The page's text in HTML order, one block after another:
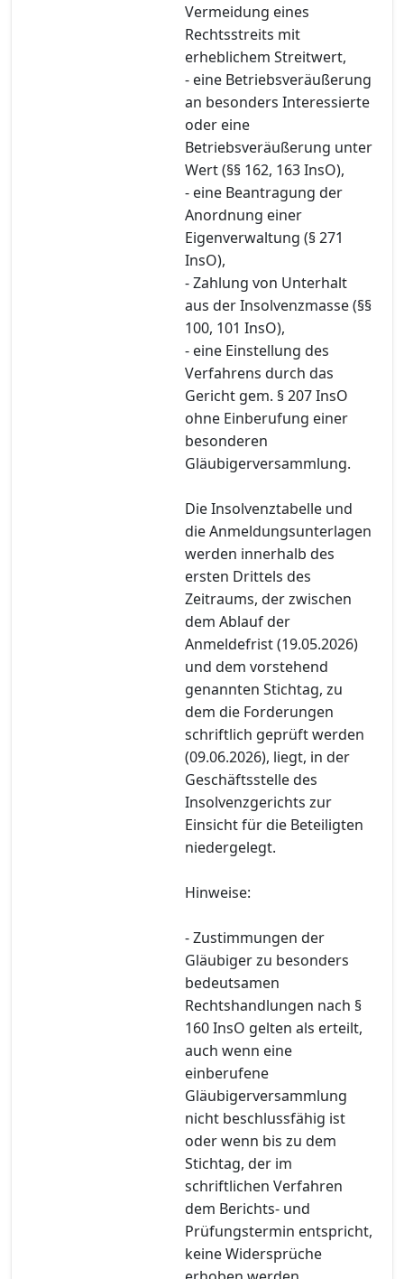
Vermeidung eines
Rechtsstreits mit
erheblichem Streitwert,
- eine Betriebsveräußerung
an besonders Interessierte
oder eine
Betriebsveräußerung unter
Wert (§§ 162, 163 InsO),
- eine Beantragung der
Anordnung einer
Eigenverwaltung (§ 271
InsO),
- Zahlung von Unterhalt
aus der Insolvenzmasse (§§
100, 101 InsO),
- eine Einstellung des
Verfahrens durch das
Gericht gem. § 207 InsO
ohne Einberufung einer
besonderen
Gläubigerversammlung.
Die Insolvenztabelle und
die Anmeldungsunterlagen
werden innerhalb des
ersten Drittels des
Zeitraums, der zwischen
dem Ablauf der
Anmeldefrist (19.05.2026)
und dem vorstehend
genannten Stichtag, zu
dem die Forderungen
schriftlich geprüft werden
(09.06.2026), liegt, in der
Geschäftsstelle des
Insolvenzgerichts zur
Einsicht für die Beteiligten
niedergelegt.
Hinweise:
- Zustimmungen der
Gläubiger zu besonders
bedeutsamen
Rechtshandlungen nach §
160 InsO gelten als erteilt,
auch wenn eine
einberufene
Gläubigerversammlung
nicht beschlussfähig ist
oder wenn bis zu dem
Stichtag, der im
schriftlichen Verfahren
dem Berichts- und
Prüfungstermin entspricht,
keine Widersprüche